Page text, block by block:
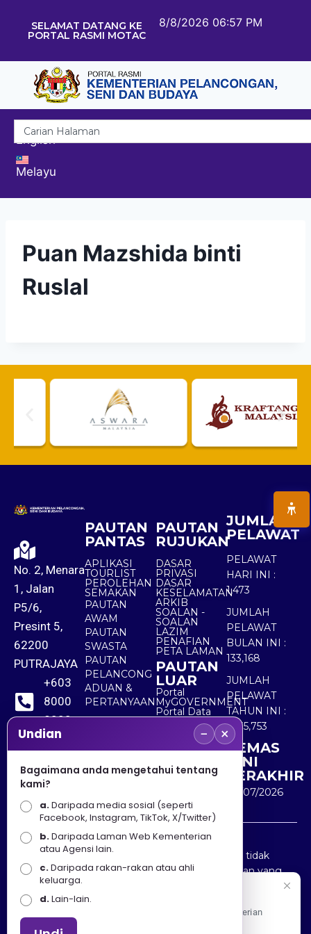
SELAMAT DATANG KE
PORTAL RASMI MOTAC
8/8/2026 06:57 PM
English
Melayu
Puan Mazshida binti
Ruslal
No. 2, Menara
1, Jalan
P5/6,
Presint 5,
62200
PUTRAJAYA
+603
8000
8000
+603
8891
7100
PAUTAN
PANTAS
APLIKASI
TOURLIST
PEROLEHAN
SEMAKAN
PAUTAN
AWAM
PAUTAN
SWASTA
PAUTAN
PELANCONG
ADUAN &
PERTANYAAN
PAUTAN
RUJUKAN
DASAR
PRIVASI
DASAR
KESELAMATAN
ARKIB
SOALAN -
SOALAN
LAZIM
PENAFIAN
PETA LAMAN
PAUTAN
LUAR
Portal
MyGOVERNMENT
Portal Data
Terbuka
Sektor Awam
JUMLAH
PELAWAT
PELAWAT
HARI INI :
1,473
JUMLAH
PELAWAT
BULAN INI :
133,168
JUMLAH
PELAWAT
TAHUN INI :
5,535,753
KEMAS
KINI
TERAKHIR
30/07/2026
Penafian : Kerajaan Malaysia dan Kementerian
Pelancongan Seni dan Budaya (MOTAC) adalah tidak
bertanggungjawab atas kehilangan atau kerugian yang
disebabkan oleh penggunaan mana-mana maklumat
yang diperolehi dari portal ini.
Undian − ×
Bagaimana anda mengetahui tentang
kami?
a.Daripada media sosial (seperti
Facebook, Instagram, TikTok, X/Twitter)
b.Daripada Laman Web Kementerian
atau Agensi lain.
c.Daripada rakan-rakan atau ahli
keluarga.
d.Lain-lain.
Apa Khabar! Selamat datang ke Portal Rasmi Kementerian
Pelancongan, Seni dan Budaya